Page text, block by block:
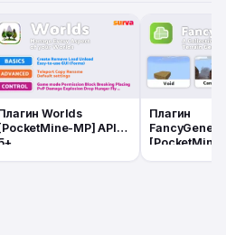
Worlds
[PocketMine-MP] API
Плагин
[PocketMine-